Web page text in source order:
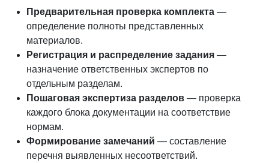
Предварительная проверка комплекта —
определение полноты представленных
материалов.
Регистрация и распределение задания —
назначение ответственных экспертов по
отдельным разделам.
Пошаговая экспертиза разделов — проверка
каждого блока документации на соответствие
нормам.
Формирование замечаний — составление
перечня выявленных несоответствий.